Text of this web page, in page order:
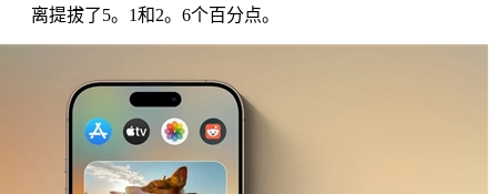
离提拔了5。1和2。6个百分点。